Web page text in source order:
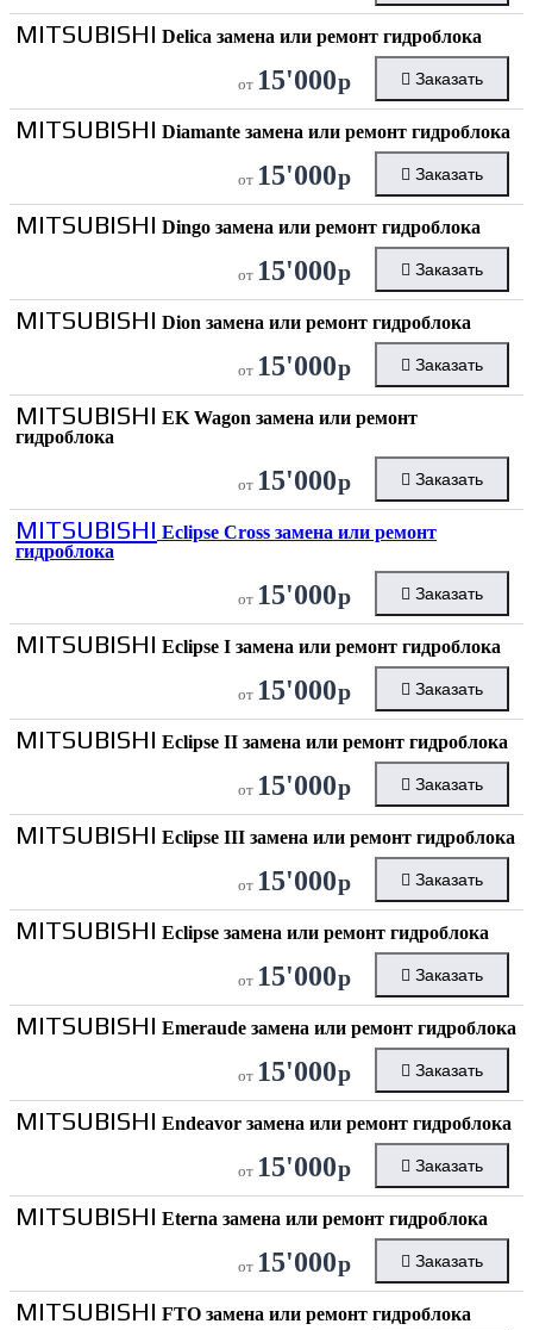
MITSUBISHI Delica замена или ремонт гидроблока
от 15'000р Заказать
MITSUBISHI Diamante замена или ремонт гидроблока
от 15'000р Заказать
MITSUBISHI Dingo замена или ремонт гидроблока
от 15'000р Заказать
MITSUBISHI Dion замена или ремонт гидроблока
от 15'000р Заказать
MITSUBISHI EK Wagon замена или ремонт
гидроблока
от 15'000р Заказать
MITSUBISHI Eclipse Cross замена или ремонт
гидроблока
от 15'000р Заказать
MITSUBISHI Eclipse I замена или ремонт гидроблока
от 15'000р Заказать
MITSUBISHI Eclipse II замена или ремонт гидроблока
от 15'000р Заказать
MITSUBISHI Eclipse III замена или ремонт гидроблока
от 15'000р Заказать
MITSUBISHI Eclipse замена или ремонт гидроблока
от 15'000р Заказать
MITSUBISHI Emeraude замена или ремонт гидроблока
от 15'000р Заказать
MITSUBISHI Endeavor замена или ремонт гидроблока
от 15'000р Заказать
MITSUBISHI Eterna замена или ремонт гидроблока
от 15'000р Заказать
MITSUBISHI FTO замена или ремонт гидроблока